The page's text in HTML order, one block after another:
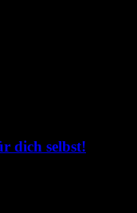
dich selbst!